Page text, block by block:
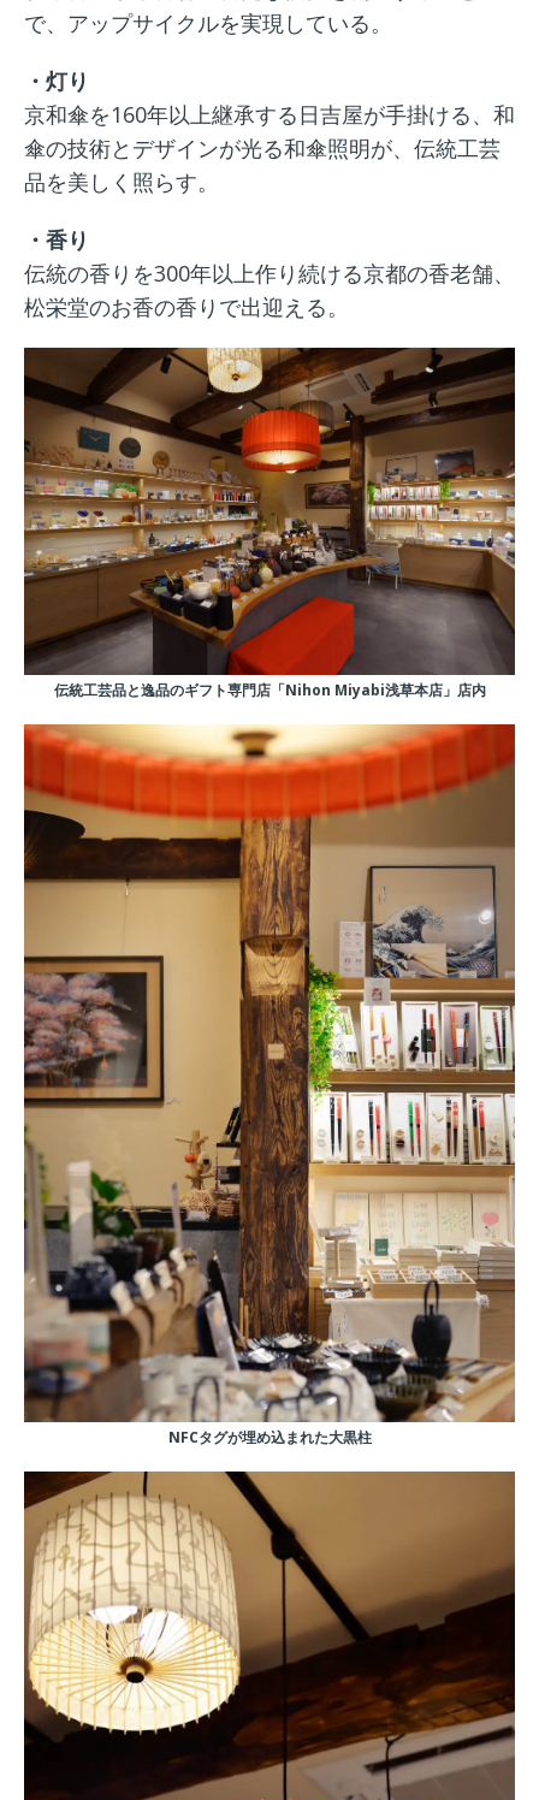
で、アップサイクルを実現している。
・灯り
京和傘を160年以上継承する日吉屋が手掛ける、和
傘の技術とデザインが光る和傘照明が、伝統工芸
品を美しく照らす。
・香り
伝統の香りを300年以上作り続ける京都の香老舗、
松栄堂のお香の香りで出迎える。
伝統工芸品と逸品のギフト専門店「Nihon Miyabi浅草本店」店内
NFCタグが埋め込まれた大黒柱